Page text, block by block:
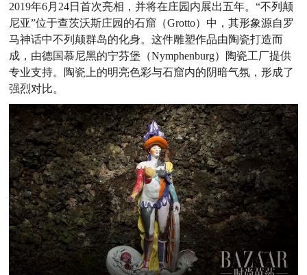
2019年6月 24日首次亮相，并将在庄园内展出五年。“不列颠
尼亚”位于查茨沃斯庄园的石窟（Grotto）中，其形象源自罗
马神话中不列颠群岛的化身。这件雕塑作品由陶瓷打造而
成，由德国慕尼黑的宁芬堡（Nymphenburg）陶瓷工厂提供
专业支持。陶瓷上的明亮色彩与石窟内的阴暗气氛，形成了
强烈对比。